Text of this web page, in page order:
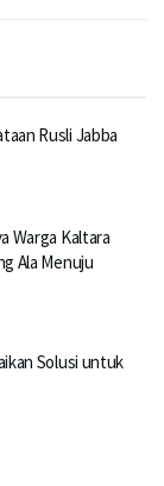
Rusli Jabba
Warga Kaltara
Ala Menuju
Solusi untuk